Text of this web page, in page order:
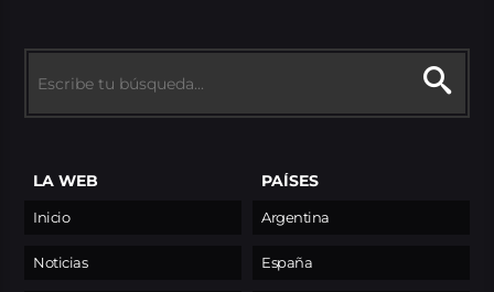
LA WEB
Inicio
Noticias
PAÍSES
Argentina
España